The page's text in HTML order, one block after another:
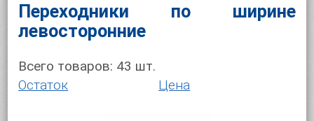
Переходники по ширине
левосторонние
Всего товаров: 43 шт.
Остаток
Цена